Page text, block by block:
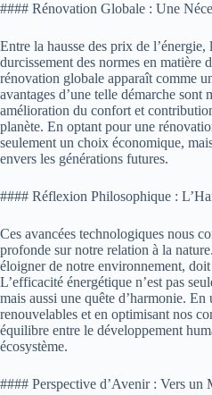
#### Rénovation Globale : Une
Entre la hausse des prix de
durcissement des normes en matière
rénovation globale apparaît comme
avantages d’une telle démarche sont
amélioration du confort et
planète. En optant pour une
seulement un choix économique,
envers les générations futures.
#### Réflexion Philosophique :
Ces avancées technologiques nous
profonde sur notre relation à la
éloigner de notre environnement,
L’efficacité énergétique n’est pas
mais aussi une quête d’harmonie. En
renouvelables et en optimisant nos
équilibre entre le développement
écosystème.
#### Perspective d’Avenir : Vers un